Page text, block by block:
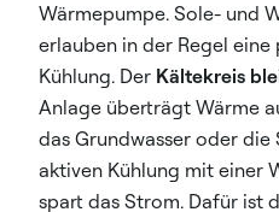
Wärmepumpe. Sole- und
erlauben in der Regel
Kühlung. Der Kältekreis
Anlage überträgt Wärme
das Grundwasser oder die
aktiven Kühlung mit einer
spart das Strom. Dafür ist